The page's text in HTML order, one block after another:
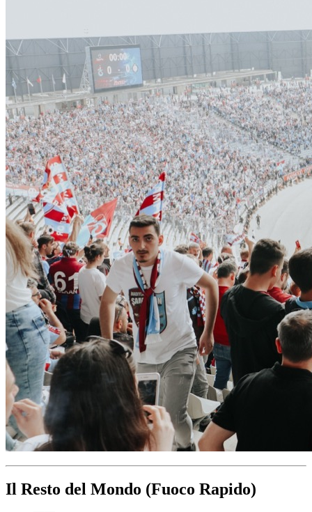
Il Resto del Mondo (Fuoco Rapido)